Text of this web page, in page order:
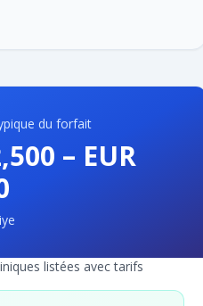
du forfait
– EUR
listées avec tarifs